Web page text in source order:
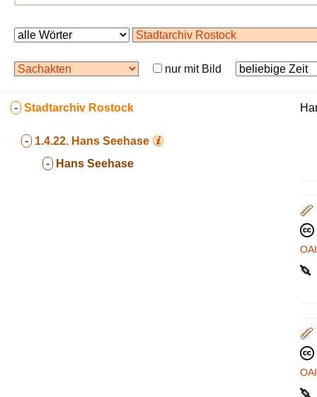
nur mit Bild
- Stadtarchiv Rostock
- 1.4.22. Hans Seehase
- Hans Seehase